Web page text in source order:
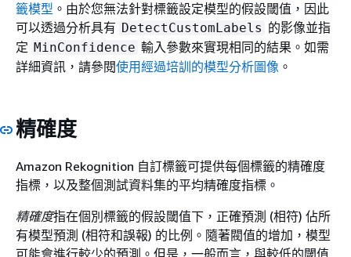
籤模型 。由於您無法針對標籤設定模型的假設閾值，因此
可以透過分析具有 DetectCustomLabels 的影像並指
定 MinConfidence 輸入參數來實現相同的結果。如需
詳細資訊，請參閱使用經過培訓的模型分析圖像 。
精確度
Amazon Rekognition 自訂標籤可提供每個標籤的精確度
指標，以及整個測試資料集的平均精確度指標。
精確度指在個別標籤的假設閾值下，正確預測 (相符) 佔所
有模型預測 (相符和誤報) 的比例。隨著閥值的增加，模型
可能會進行較少的預測。但是，一般而言，與較低的閾值